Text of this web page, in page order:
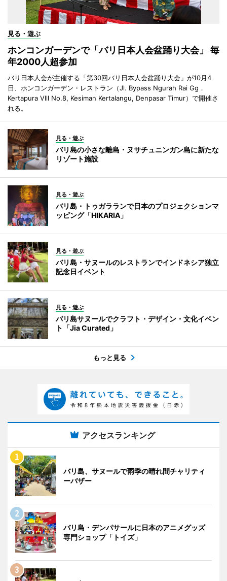
見る・遊ぶ
ホンコンガーデンで「バリ日本人会盆踊り大会」 毎
年2000人超参加
バリ日本人会が主催する「第30回バリ日本人会盆踊り大会」が10月4
日、ホンコンガーデン・レストラン（Jl. Bypass Ngurah Rai Gg．
Kertapura Vlll No.8, Kesiman Kertalangu, Denpasar Timur）で開催さ
れる。
見る・遊ぶ
バリ島の小さな離島・ヌサチュニンガン島に新たな
リゾート施設
見る・遊ぶ
バリ島・トゥガラランで日本のプロジェクションマ
ッピング「HIKARIA」
見る・遊ぶ
バリ島・サヌールのレストランでインドネシア独立
記念日イベント
見る・遊ぶ
バリ島サヌールでクラフト・デザイン・文化イベン
ト「Jia Curated」
もっと見る
アクセスランキング
バリ島、サヌールで雨季の晴れ間チャリティ
ーバザー
バリ島・デンパサールに日本のアニメグッズ
専門ショップ「トイズ」